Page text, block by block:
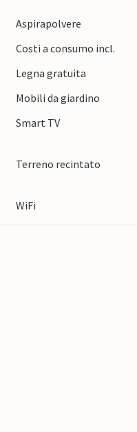
esplorate le verdi
scoprite le specialità
una visita anche le
Aspirapolvere
Costi a consumo incl.
Legna gratuita
Mobili da giardino
Smart TV
Terreno recintato
WiFi